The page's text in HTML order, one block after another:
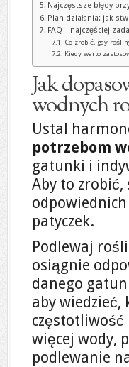
Najczęstsze błędy
Plan działania: jak
FAQ – najczęściej
Co zrobić, gdy
Kiedy warto
Jak
wodnych
Ustal
potrzebom
gatunki i
Aby to zrobić,
patyczek.
Podlewaj
osiągnie
danego
aby
więcej wody,
podlewanie